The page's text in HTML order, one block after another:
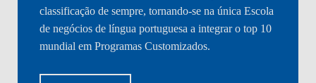
classificação de sempre, tornando-se na única Escola
de negócios de língua portuguesa a integrar o top 10
mundial em Programas Customizados.